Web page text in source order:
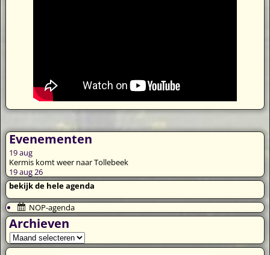
Evenementen
19aug
Kermis komt weer naar Tollebeek
19 aug 26
bekijk de hele agenda
NOP-agenda
Archieven